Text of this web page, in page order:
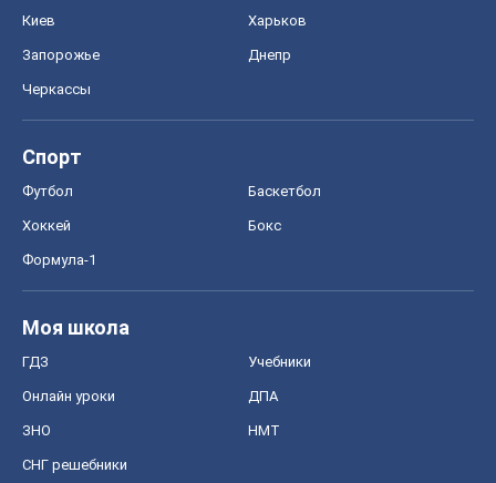
Киев Харьков
Запорожье Днепр
Черкассы
Спорт
Футбол Баскетбол
Хоккей Бокс
Формула-1
Моя школа
ГДЗ Учебники
Онлайн уроки ДПА
ЗНО НМТ
СНГ решебники